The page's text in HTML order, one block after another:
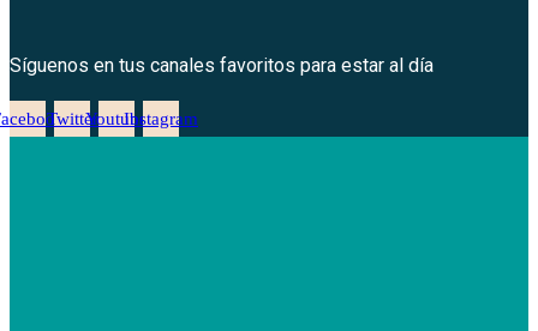
Síguenos en tus canales favoritos para estar al día
TwitterYoutubeInstagram